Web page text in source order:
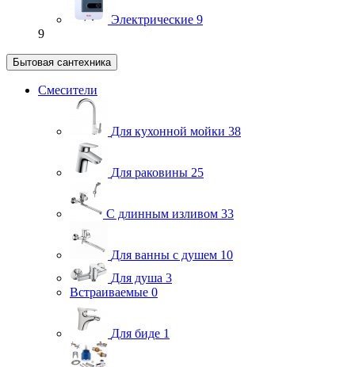
Электрические 9
9
Бытовая сантехника
Смесители
Для кухонной мойки 38
Для раковины 25
С длинным изливом 33
Для ванны с душем 10
Для душа 3
Встраиваемые 0
Для биде 1